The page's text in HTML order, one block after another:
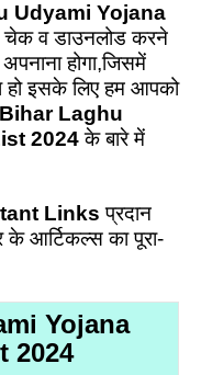
Udyami Yojana
चेक व डाउनलोड करने
होगा,जिसमें
हो इसके लिए हम आपको
Bihar Laghu
2024के बारे में
Linksप्रदान
आर्टिकल्स का पूरा-
Yojana
2024